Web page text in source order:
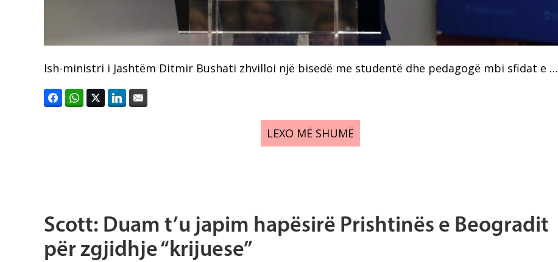
Ish-ministri i Jashtëm Ditmir Bushati zhvilloi një bisedë me studentë dhe pedagogë mbi sfidat e …
LEXO MË SHUMË
Scott: Duam t’u japim hapësirë Prishtinës e Beogradit
për zgjidhje “krijuese”